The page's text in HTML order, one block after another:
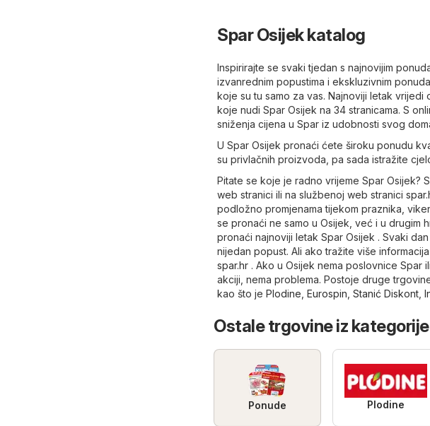
Spar Osijek katalog
Inspirirajte se svaki tjedan s najnovijim
izvanrednim popustima i ekskluzivnim
koje su tu samo za vas. Najnoviji letak
koje nudi Spar Osijek na 34 stranicama. S
sniženja cijena u Spar iz udobnosti svog
U Spar Osijek pronaći ćete široku ponudu
su privlačnih proizvoda, pa sada istražite
Pitate se koje je radno vrijeme Spar Osijek?
web stranici ili na službenoj web stranici
podložno promjenama tijekom praznika,
se pronaći ne samo u Osijek, već i u drugim
pronaći najnoviji letak Spar Osijek . Svaki
nijedan popust. Ali ako tražite više
spar.hr . Ako u Osijek nema poslovnice Spar
akciji, nema problema. Postoje druge
kao što je Plodine Eurospin Stanić Diskont
Ostale trgovine iz
Ponude Plodine